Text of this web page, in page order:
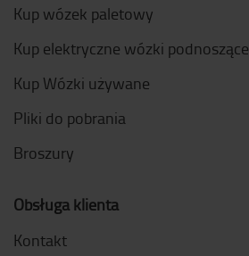
Kup wózek paletowy
Kup elektryczne wózki podnoszące
Kup Wózki używane
Pliki do pobrania
Broszury
Obsługa klienta
Kontakt